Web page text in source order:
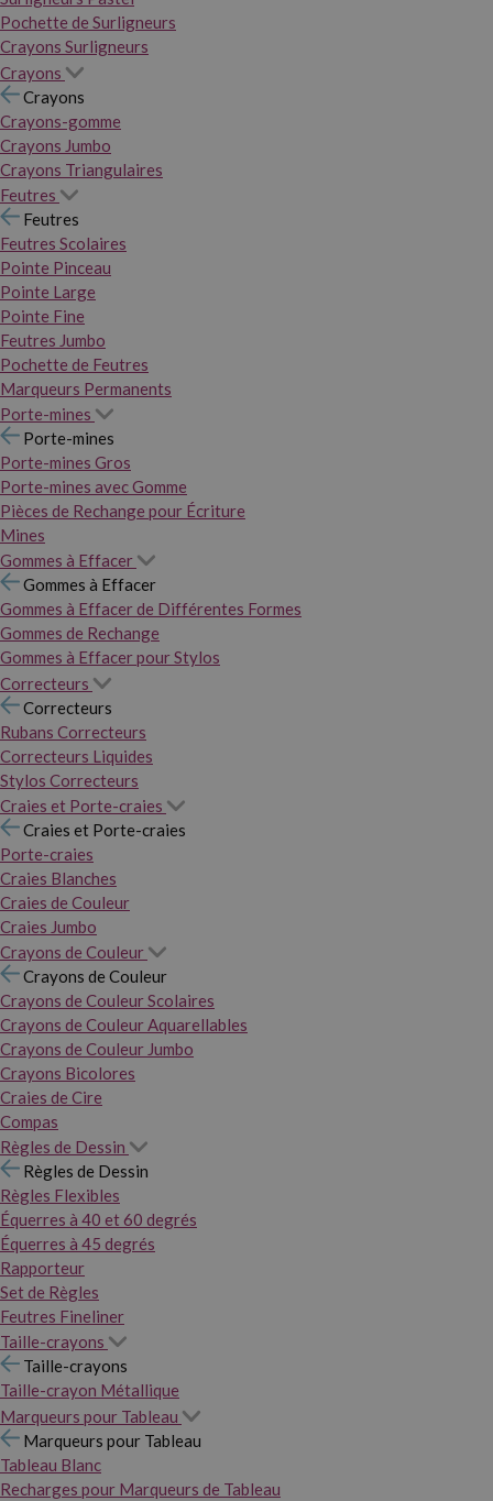
Pochette de Surligneurs
Crayons Surligneurs
Crayons
Crayons
Crayons-gomme
Crayons Jumbo
Crayons Triangulaires
Feutres
Feutres
Feutres Scolaires
Pointe Pinceau
Pointe Large
Pointe Fine
Feutres Jumbo
Pochette de Feutres
Marqueurs Permanents
Porte-mines
Porte-mines
Porte-mines Gros
Porte-mines avec Gomme
Pièces de Rechange pour Écriture
Mines
Gommes à Effacer
Gommes à Effacer
Gommes à Effacer de Différentes Formes
Gommes de Rechange
Gommes à Effacer pour Stylos
Correcteurs
Correcteurs
Rubans Correcteurs
Correcteurs Liquides
Stylos Correcteurs
Craies et Porte-craies
Craies et Porte-craies
Porte-craies
Craies Blanches
Craies de Couleur
Craies Jumbo
Crayons de Couleur
Crayons de Couleur
Crayons de Couleur Scolaires
Crayons de Couleur Aquarellables
Crayons de Couleur Jumbo
Crayons Bicolores
Craies de Cire
Compas
Règles de Dessin
Règles de Dessin
Règles Flexibles
Équerres à 40 et 60 degrés
Équerres à 45 degrés
Rapporteur
Set de Règles
Feutres Fineliner
Taille-crayons
Taille-crayons
Taille-crayon Métallique
Marqueurs pour Tableau
Marqueurs pour Tableau
Tableau Blanc
Recharges pour Marqueurs de Tableau